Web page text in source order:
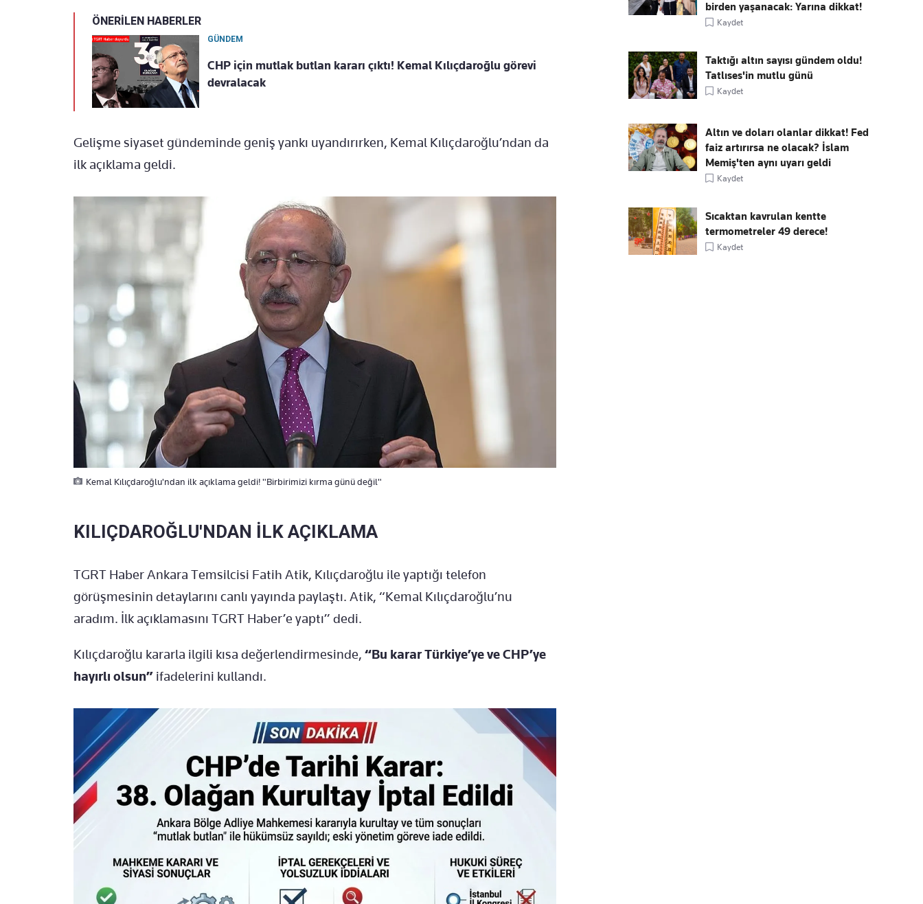
ÖNERİLEN HABERLER
GÜNDEM
CHP için mutlak butlan kararı çıktı! Kemal Kılıçdaroğlu görevi
devralacak
Gelişme siyaset gündeminde geniş yankı uyandırırken, Kemal Kılıçdaroğlu’ndan da
ilk açıklama geldi.
Kemal Kılıçdaroğlu'ndan ilk açıklama geldi! "Birbirimizi kırma günü değil"
KILIÇDAROĞLU'NDAN İLK AÇIKLAMA
TGRT Haber Ankara Temsilcisi Fatih Atik, Kılıçdaroğlu ile yaptığı telefon
görüşmesinin detaylarını canlı yayında paylaştı. Atik, “Kemal Kılıçdaroğlu’nu
aradım. İlk açıklamasını TGRT Haber’e yaptı” dedi.
Kılıçdaroğlu kararla ilgili kısa değerlendirmesinde, “Bu karar Türkiye’ye ve CHP’ye
hayırlı olsun” ifadelerini kullandı.
birden yaşanacak: Yarına dikkat!
Kaydet
Taktığı altın sayısı gündem oldu!
Tatlıses'in mutlu günü
Kaydet
Altın ve doları olanlar dikkat! Fed
faiz artırırsa ne olacak? İslam
Memiş'ten aynı uyarı geldi
Kaydet
Sıcaktan kavrulan kentte
termometreler 49 derece!
Kaydet